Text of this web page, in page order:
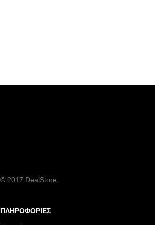
© 2017 DealStore
ΠΛΗΡΟΦΟΡΙΕΣ